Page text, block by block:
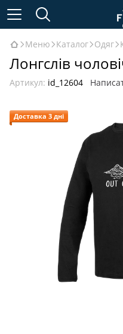
Меню Каталог Одяг
Лонгслів
Артикул: id_12604
Доставка 3 дні